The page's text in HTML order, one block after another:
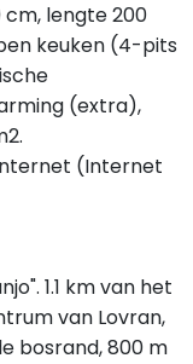
cm, lengte 200
keuken (4-pits
(extra),
(Internet
1.1 km van het
van Lovran,
bosrand, 800 m